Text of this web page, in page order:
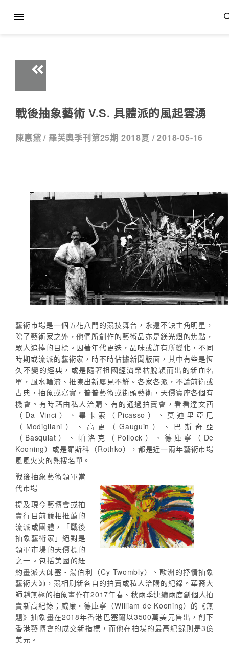
戰後抽象藝術 V.S. 具體派的風起雲湧
陳惠黛 / 羅芙奧季刊第25期 2018夏 /2018-05-16
藝術市場是一個五花八門的競技舞台，永遠不缺主角明星，
除了藝術家之外，他們所創作的藝術品亦是鎂光燈的焦點，
眾人追捧的目標。因著年代更迭，品味或許有所變化，不同
時期或流派的藝術家，時不時佔據新聞版面，其中有些是恆
久不變的經典，或是隨著祖國經濟榮枯脫穎而出的新血名
單，風水輪流、推陳出新屢見不鮮。各家各派，不論前衛或
古典，抽象或寫實，普普藝術或街頭藝術，天價寶座各個有
機會。有時藉由私人洽購、有的通過拍賣會，看看達文西
（Da Vinci）、畢卡索（Picasso）、莫迪里亞尼
（Modigliani）、高更（Gauguin）、巴斯奇亞
（Basquiat）、帕洛克（Pollock）、德庫寧（De
Kooning）或是羅斯科（Rothko），都是近一兩年藝術市場
風風火火的熱搜名單。
戰後抽象藝術領軍當
代市場
提及現今藝博會或拍
賣行目前競相推薦的
流派或團體，「戰後
抽象藝術家」絕對是
領軍市場的天價標的
之一。包括美國的紐
約畫派大師塞・湯伯利（Cy Twombly）、歐洲的抒情抽象
藝術大師，競相刷新各自的拍賣或私人洽購的紀錄。華裔大
師趙無極的抽象畫作在2017年春、秋兩季連續兩度創個人拍
賣新高紀錄；威廉・德庫寧（William de Kooning）的《無
題》抽象畫在2018年香港巴塞爾以3500萬美元售出，創下
香港藝博會的成交新指標，而他在拍場的最高紀錄則是3億
美元。